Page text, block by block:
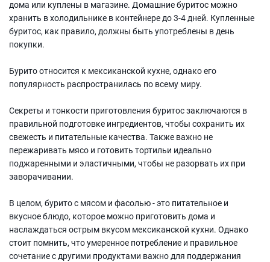
дома или куплены в магазине. Домашние буритос можно
хранить в холодильнике в контейнере до 3-4 дней. Купленные
буритос, как правило, должны быть употреблены в день
покупки.
Бурито относится к мексиканской кухне, однако его
популярность распространилась по всему миру.
Секреты и тонкости приготовления буритос заключаются в
правильной подготовке ингредиентов, чтобы сохранить их
свежесть и питательные качества. Также важно не
пережаривать мясо и готовить тортильи идеально
поджаренными и эластичными, чтобы не разорвать их при
заворачивании.
В целом, бурито с мясом и фасолью - это питательное и
вкусное блюдо, которое можно приготовить дома и
наслаждаться острым вкусом мексиканской кухни. Однако
стоит помнить, что умеренное потребление и правильное
сочетание с другими продуктами важно для поддержания